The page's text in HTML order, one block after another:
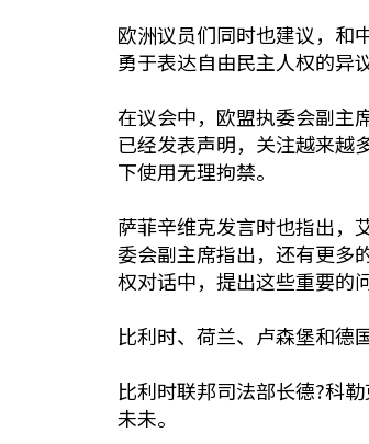
欧洲议员们同时也建议，和
勇于表达自由民主人权的异
在议会中，欧盟执委会副主
已经发表声明，关注越来越
下使用无理拘禁。
萨菲辛维克发言时也指出，
委会副主席指出，还有更多
权对话中，提出这些重要的
比利时、荷兰、卢森堡和德
比利时联邦司法部长德?科
未未。